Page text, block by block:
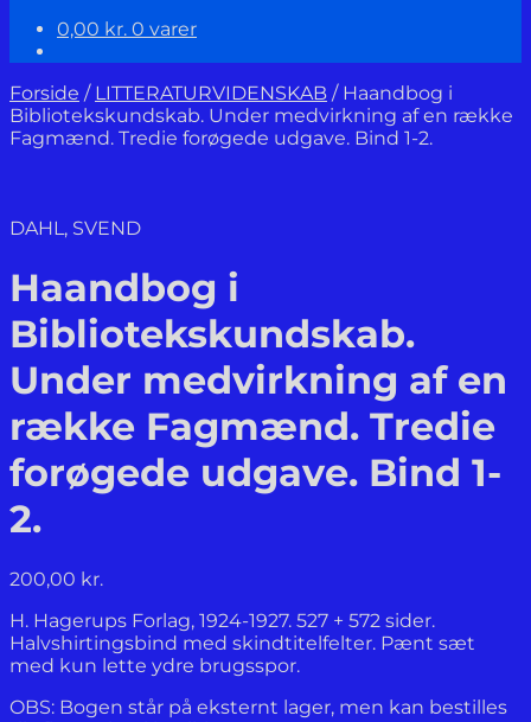
0,00 kr. 0 varer
Forside / LITTERATURVIDENSKAB / Haandbog i
Bibliotekskundskab. Under medvirkning af en række
Fagmænd. Tredie forøgede udgave. Bind 1-2.
DAHL, SVEND
Haandbog i
Bibliotekskundskab.
Under medvirkning af en
række Fagmænd. Tredie
forøgede udgave. Bind 1-
2.
200,00 kr.
H. Hagerups Forlag, 1924-1927. 527 + 572 sider.
Halvshirtingsbind med skindtitelfelter. Pænt sæt
med kun lette ydre brugsspor.
OBS: Bogen står på eksternt lager, men kan bestilles